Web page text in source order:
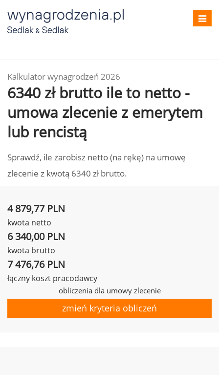
Kalkulator wynagrodzeń 2026
6340 zł brutto ile to netto -
umowa zlecenie z emerytem
lub rencistą
Sprawdź, ile zarobisz netto (na rękę) na umowę
zlecenie z kwotą 6340 zł brutto.
4 879,77 PLN
kwota netto
6 340,00 PLN
kwota brutto
7 476,76 PLN
łączny koszt pracodawcy
obliczenia dla umowy zlecenie
zmień kryteria obliczeń